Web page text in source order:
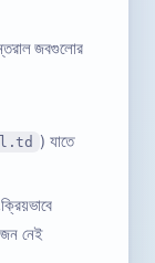
জবগুলোর
) যাতে
নেই